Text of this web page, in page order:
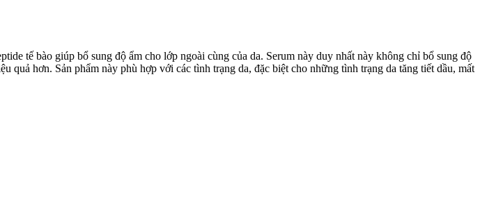
tế bào giúp bổ sung độ ẩm cho lớp ngoài cùng của da. Serum này duy nhất này không chỉ bổ sung độ
hơn. Sản phẩm này phù hợp với các tình trạng da, đặc biệt cho những tình trạng da tăng tiết dầu, mất